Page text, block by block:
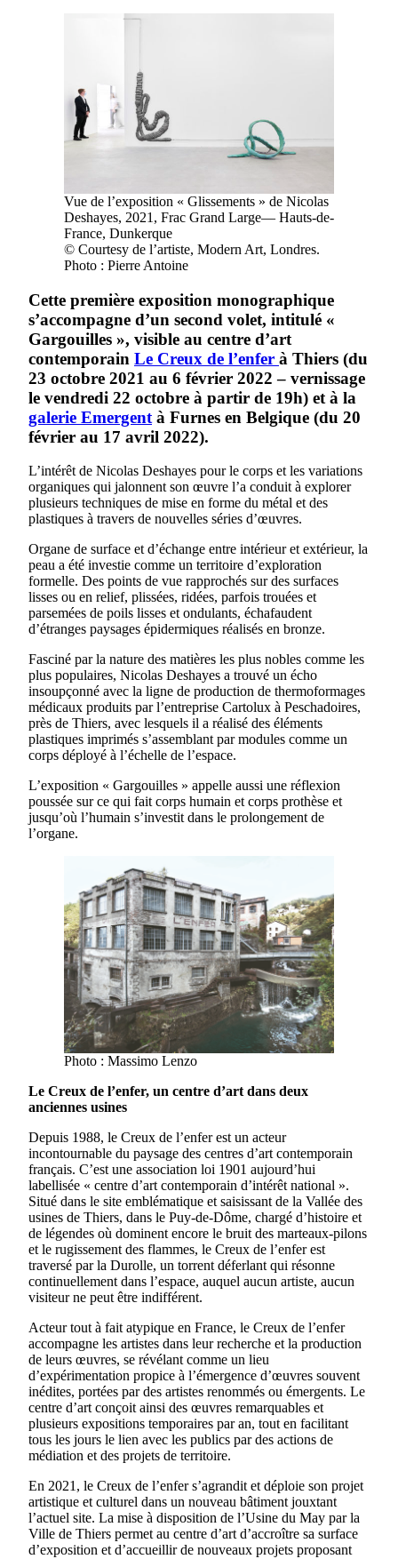
Vue de l’exposition « Glissements » de Nicolas
Deshayes, 2021, Frac Grand Large— Hauts-de-
France, Dunkerque
© Courtesy de l’artiste, Modern Art, Londres.
Photo : Pierre Antoine
Cette première exposition monographique
s’accompagne d’un second volet, intitulé «
Gargouilles », visible au centre d’art
contemporain Le Creux de l’enfer à Thiers (du
23 octobre 2021 au 6 février 2022 – vernissage
le vendredi 22 octobre à partir de 19h) et à la
galerie Emergent à Furnes en Belgique (du 20
février au 17 avril 2022).
L’intérêt de Nicolas Deshayes pour le corps et les variations
organiques qui jalonnent son œuvre l’a conduit à explorer
plusieurs techniques de mise en forme du métal et des
plastiques à travers de nouvelles séries d’œuvres.
Organe de surface et d’échange entre intérieur et extérieur, la
peau a été investie comme un territoire d’exploration
formelle. Des points de vue rapprochés sur des surfaces
lisses ou en relief, plissées, ridées, parfois trouées et
parsemées de poils lisses et ondulants, échafaudent
d’étranges paysages épidermiques réalisés en bronze.
Fasciné par la nature des matières les plus nobles comme les
plus populaires, Nicolas Deshayes a trouvé un écho
insoupçonné avec la ligne de production de thermoformages
médicaux produits par l’entreprise Cartolux à Peschadoires,
près de Thiers, avec lesquels il a réalisé des éléments
plastiques imprimés s’assemblant par modules comme un
corps déployé à l’échelle de l’espace.
L’exposition « Gargouilles » appelle aussi une réflexion
poussée sur ce qui fait corps humain et corps prothèse et
jusqu’où l’humain s’investit dans le prolongement de
l’organe.
Photo : Massimo Lenzo
Le Creux de l’enfer, un centre d’art dans deux
anciennes usines
Depuis 1988, le Creux de l’enfer est un acteur
incontournable du paysage des centres d’art contemporain
français. C’est une association loi 1901 aujourd’hui
labellisée « centre d’art contemporain d’intérêt national ».
Situé dans le site emblématique et saisissant de la Vallée des
usines de Thiers, dans le Puy-de-Dôme, chargé d’histoire et
de légendes où dominent encore le bruit des marteaux-pilons
et le rugissement des flammes, le Creux de l’enfer est
traversé par la Durolle, un torrent déferlant qui résonne
continuellement dans l’espace, auquel aucun artiste, aucun
visiteur ne peut être indifférent.
Acteur tout à fait atypique en France, le Creux de l’enfer
accompagne les artistes dans leur recherche et la production
de leurs œuvres, se révélant comme un lieu
d’expérimentation propice à l’émergence d’œuvres souvent
inédites, portées par des artistes renommés ou émergents. Le
centre d’art conçoit ainsi des œuvres remarquables et
plusieurs expositions temporaires par an, tout en facilitant
tous les jours le lien avec les publics par des actions de
médiation et des projets de territoire.
En 2021, le Creux de l’enfer s’agrandit et déploie son projet
artistique et culturel dans un nouveau bâtiment jouxtant
l’actuel site. La mise à disposition de l’Usine du May par la
Ville de Thiers permet au centre d’art d’accroître sa surface
d’exposition et d’accueillir de nouveaux projets proposant